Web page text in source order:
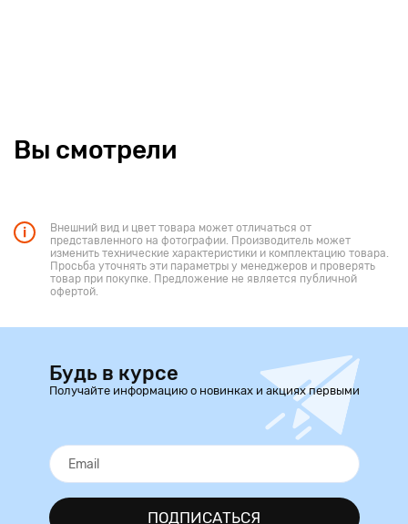
Вы смотрели
Внешний вид и цвет товара может отличаться от
представленного на фотографии. Производитель может
изменить технические характеристики и комплектацию товара.
Просьба уточнять эти параметры у менеджеров и проверять
товар при покупке. Предложение не является публичной
офертой.
Будь в курсе
Получайте информацию о новинках и акциях первыми
ПОДПИСАТЬСЯ